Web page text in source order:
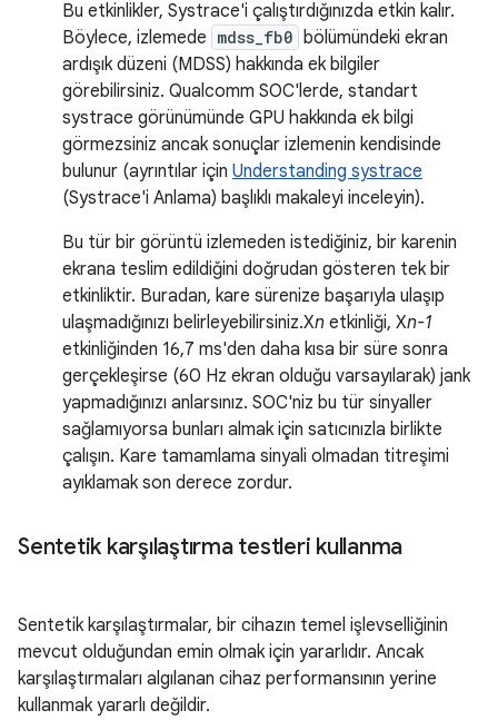
Bu etkinlikler, Systrace'i çalıştırdığınızda etkin kalır.
Böylece, izlemede mdss_fb0 bölümündeki ekran
ardışık düzeni (MDSS) hakkında ek bilgiler
görebilirsiniz. Qualcomm SOC'lerde, standart
systrace görünümünde GPU hakkında ek bilgi
görmezsiniz ancak sonuçlar izlemenin kendisinde
bulunur (ayrıntılar için Understanding systrace
(Systrace'i Anlama) başlıklı makaleyi inceleyin).
Bu tür bir görüntü izlemeden istediğiniz, bir karenin
ekrana teslim edildiğini doğrudan gösteren tek bir
etkinliktir. Buradan, kare sürenize başarıyla ulaşıp
ulaşmadığınızı belirleyebilirsiniz.Xn etkinliği, Xn-1
etkinliğinden 16,7 ms'den daha kısa bir süre sonra
gerçekleşirse (60 Hz ekran olduğu varsayılarak) jank
yapmadığınızı anlarsınız. SOC'niz bu tür sinyaller
sağlamıyorsa bunları almak için satıcınızla birlikte
çalışın. Kare tamamlama sinyali olmadan titreşimi
ayıklamak son derece zordur.
Sentetik karşılaştırma testleri kullanma
Sentetik karşılaştırmalar, bir cihazın temel işlevselliğinin
mevcut olduğundan emin olmak için yararlıdır. Ancak
karşılaştırmaları algılanan cihaz performansının yerine
kullanmak yararlı değildir.